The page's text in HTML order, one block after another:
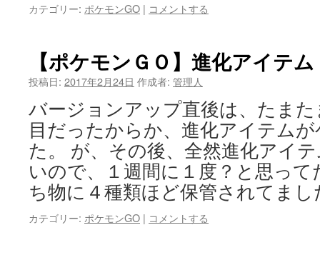
カテゴリー: ポケモンGO | コメントする
【ポケモンＧＯ】進化アイテム
投稿日: 2017年2月24日 作成者: 管理人
バージョンアップ直後は、たま
目だったからか、進化アイテム
た。 が、その後、全然進化アイ
いので、１週間に１度？と思っ
ち物に４種類ほど保管されてま
カテゴリー: ポケモンGO | コメントする